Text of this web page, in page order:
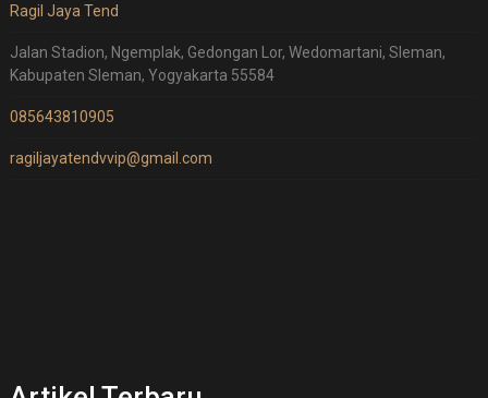
Ragil Jaya Tend
Jalan Stadion, Ngemplak, Gedongan Lor, Wedomartani, Sleman,
Kabupaten Sleman, Yogyakarta 55584
085643810905
ragiljayatendvvip@gmail.com